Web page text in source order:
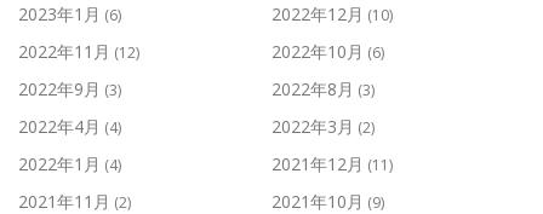
2023年1月 (6) 2022年12月 (10)
2022年11月 (12) 2022年10月 (6)
2022年9月 (3) 2022年8月 (3)
2022年4月 (4) 2022年3月 (2)
2022年1月 (4) 2021年12月 (11)
2021年11月 (2) 2021年10月 (9)